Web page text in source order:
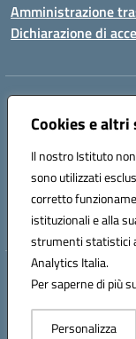
Cookies e
Il nostro Istituto
sono utilizzati
corretto
istituzionali e alla
strumenti statistici
Analytics Italia.
Per saperne di più
Personalizza
Amministrazione
Dichiarazione di
Indirizzo:
Centralino:+39
Codice fiscale:
Codice meccanografico:
Codice unico di